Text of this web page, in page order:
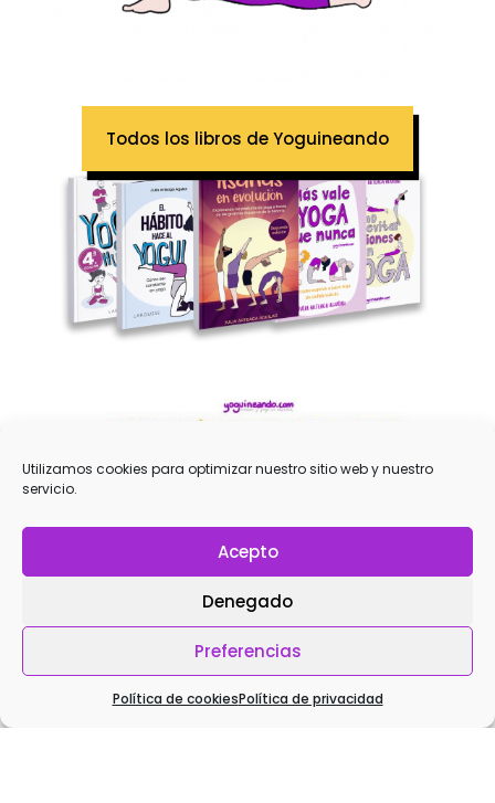
Utilizamos cookies para optimizar nuestro sitio web y nuestro
servicio.
Acepto
Denegado
Preferencias
Política de cookiesPolítica de privacidad
Todos los libros de Yoguineando
¡SUSCRÍBETE YA!